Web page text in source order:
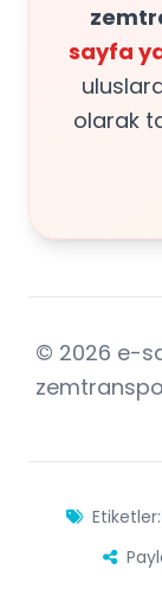
sayfa
olarak
© 2026 e-
Etiketler: